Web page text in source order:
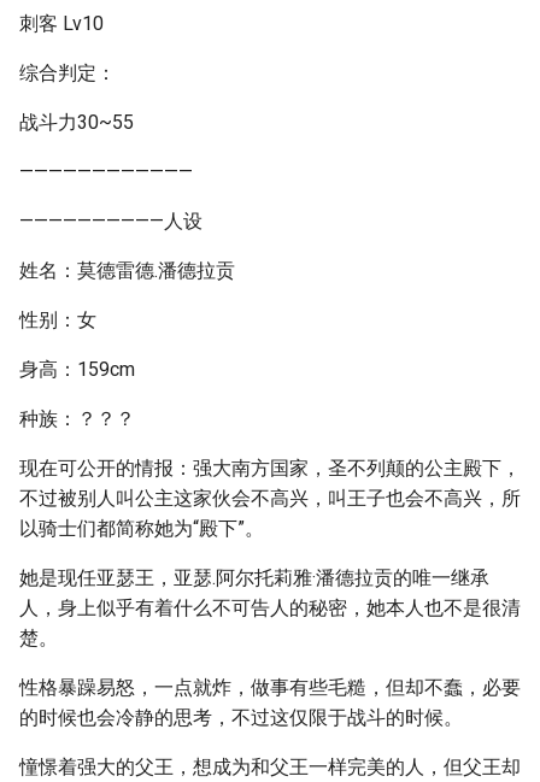
刺客 Lv10
综合判定：
战斗力30~55
————————————
——————————人设
姓名：莫德雷德.潘德拉贡
性别：女
身高：159cm
种族：？？？
现在可公开的情报：强大南方国家，圣不列颠的公主殿下，
不过被别人叫公主这家伙会不高兴，叫王子也会不高兴，所
以骑士们都简称她为“殿下”。
她是现任亚瑟王，亚瑟.阿尔托莉雅·潘德拉贡的唯一继承
人，身上似乎有着什么不可告人的秘密，她本人也不是很清
楚。
性格暴躁易怒，一点就炸，做事有些毛糙，但却不蠢，必要
的时候也会冷静的思考，不过这仅限于战斗的时候。
憧憬着强大的父王，想成为和父王一样完美的人，但父王却